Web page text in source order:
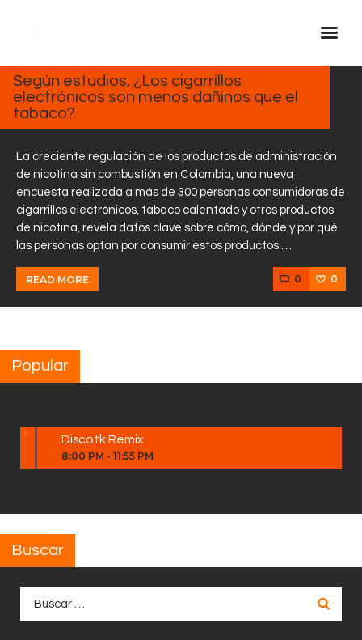
Inicio Real FM
Streaming
En Vivo
Descarga La APP
Programas
Noticias
Equipo
Sobre Nosotros
7, 2025
Según estudios, ¿Los cigarrillos
electrónicos son menos dañinos que el
tabaco?
La creciente regulación de los productos de administración
de nicotina sin combustión en Colombia, una nueva
encuesta realizada a más de 300 personas consumidoras de
cigarrillos electrónicos, tabaco calentado y otros productos
de nicotina, revela datos clave sobre cómo, dónde y por qué
las personas optan por consumir estos productos.…
READ MORE 0 0
Popular
Discotk Remix
8:00 PM - 11:55 PM
Buscar